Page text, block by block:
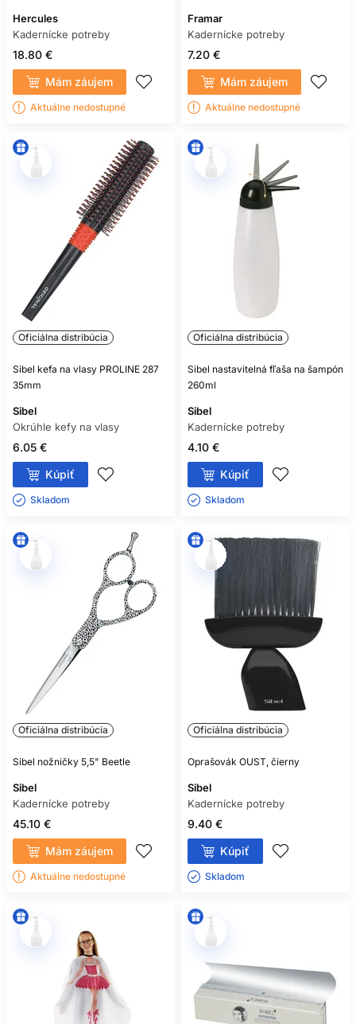
Hercules
Kadernícke potreby
18.80 €
Mám záujem
Aktuálne nedostupné
Framar
Kadernícke potreby
7.20 €
Mám záujem
Aktuálne nedostupné
Oficiálna distribúcia
Sibel kefa na vlasy PROLINE 287
35mm
Sibel
Okrúhle kefy na vlasy
6.05 €
Kúpiť
Skladom ㅤ
Oficiálna distribúcia
Sibel nastavitelná fľaša na šampón
260ml
Sibel
Kadernícke potreby
4.10 €
Kúpiť
Skladom ㅤ
Oficiálna distribúcia
Sibel nožničky 5,5" Beetle
Sibel
Kadernícke potreby
45.10 €
Mám záujem
Aktuálne nedostupné
Oficiálna distribúcia
Oprašovák OUST, čierny
Sibel
Kadernícke potreby
9.40 €
Kúpiť
Skladom ㅤ